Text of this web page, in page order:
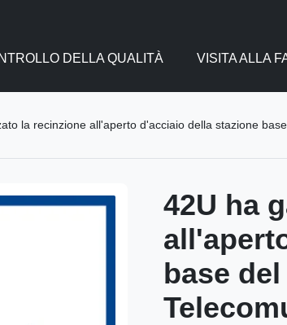
DELLA QUALITÀ VISITA ALLA
la recinzione all'aperto d'acciaio della stazione
42U ha
base